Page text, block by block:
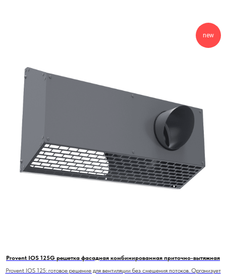
new
Provent IOS 125G решетка фасадная комбинированная приточно-вытяжная
Provent IOS 125: готовое решение для вентиляции без смешения потоков. Организует